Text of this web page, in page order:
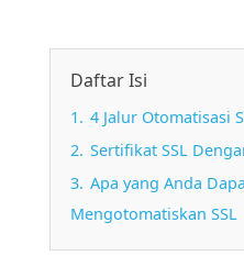
Daftar Isi
1. 4 Jalur Otomatisasi
2. Sertifikat SSL
3. Apa yang Anda
Mengotomatiskan SSL